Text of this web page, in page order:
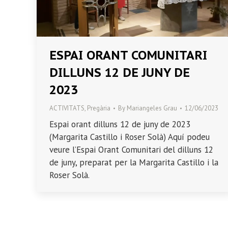
ESPAI ORANT COMUNITARI
DILLUNS 12 DE JUNY DE
2023
ACTIVITATS, Pregària By Mariangeles Grau 12/06/2023
Espai orant dilluns 12 de juny de 2023
(Margarita Castillo i Roser Solà) Aquí podeu
veure l’Espai Orant Comunitari del dilluns 12
de juny, preparat per la Margarita Castillo i la
Roser Solà.